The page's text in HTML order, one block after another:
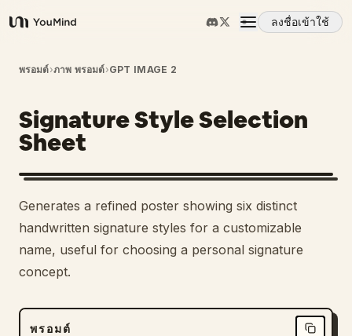
YouMind
ลงชื่อเข้าใช้
ภาพรวม
กรณีการใช้งาน
ทักษะ
พรอมต์
ราคา
ดาวน์โหลด
พรอมต์›ภาพ พรอมต์›GPT IMAGE 2
Signature Style Selection
Sheet
Generates a refined poster showing six distinct
handwritten signature styles for a customizable
name, useful for choosing a personal signature
concept.
พรอมต์